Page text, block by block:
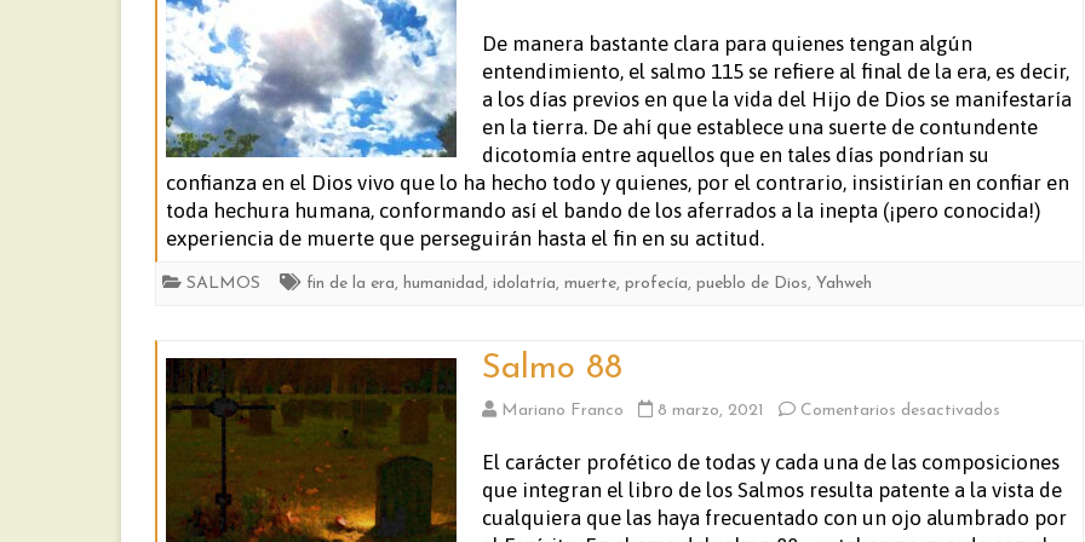
115
De manera bastante clara para quienes tengan algún
entendimiento, el salmo 115 se refiere al final de la era, es decir,
a los días previos en que la vida del Hijo de Dios se manifestaría
en la tierra. De ahí que establece una suerte de contundente
dicotomía entre aquellos que en tales días pondrían su
confianza en el Dios vivo que lo ha hecho todo y quienes, por el contrario, insistirían en confiar en
toda hechura humana, conformando así el bando de los aferrados a la inepta (¡pero conocida!)
experiencia de muerte que perseguirán hasta el fin en su actitud.
SALMOS fin de la era, humanidad, idolatría, muerte, profecía, pueblo de Dios, Yahweh
Salmo 88
Mariano Franco 8 marzo, 2021 Comentarios desactivados
Salmo
88
El carácter profético de todas y cada una de las composiciones
que integran el libro de los Salmos resulta patente a la vista de
cualquiera que las haya frecuentado con un ojo alumbrado por